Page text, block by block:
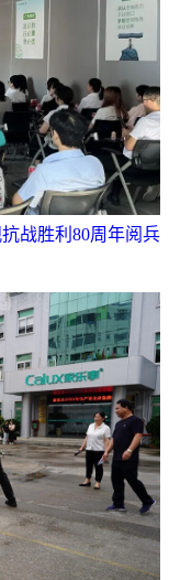
战胜利80周年阅兵